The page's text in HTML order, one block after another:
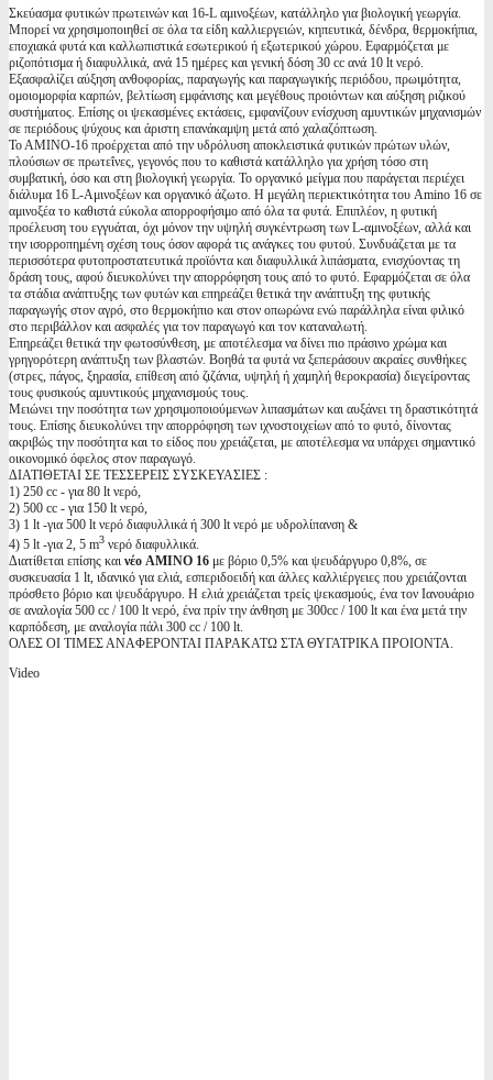
Σκεύασμα φυτικών πρωτεινών και 16-L αμινοξέων, κατάλληλο για βιολογική γεωργία.
Μπορεί να χρησιμοποιηθεί σε όλα τα είδη καλλιεργειών, κηπευτικά, δένδρα, θερμοκήπια,
εποχιακά φυτά και καλλωπιστικά εσωτερικού ή εξωτερικού χώρου. Εφαρμόζεται με
ριζοπότισμα ή διαφυλλικά, ανά 15 ημέρες και γενική δόση 30 cc ανά 10 lt νερό.
Εξασφαλίζει αύξηση ανθοφορίας, παραγωγής και παραγωγικής περιόδου, πρωιμότητα,
ομοιομορφία καρπών, βελτίωση εμφάνισης και μεγέθους προιόντων και αύξηση ριζικού
συστήματος. Επίσης οι ψεκασμένες εκτάσεις, εμφανίζουν ενίσχυση αμυντικών μηχανισμών
σε περιόδους ψύχους και άριστη επανάκαμψη μετά από χαλαζόπτωση.
Το ΑΜΙΝΟ-16 προέρχεται από την υδρόλυση αποκλειστικά φυτικών πρώτων υλών,
πλούσιων σε πρωτεΐνες, γεγονός που το καθιστά κατάλληλο για χρήση τόσο στη
συμβατική, όσο και στη βιολογική γεωργία. Το οργανικό μείγμα που παράγεται περιέχει
διάλυμα 16 L-Αμινοξέων και οργανικό άζωτο. Η μεγάλη περιεκτικότητα του Amino 16 σε
αμινοξέα το καθιστά εύκολα απορροφήσιμο από όλα τα φυτά. Επιπλέον, η φυτική
προέλευση του εγγυάται, όχι μόνον την υψηλή συγκέντρωση των L-αμινοξέων, αλλά και
την ισορροπημένη σχέση τους όσον αφορά τις ανάγκες του φυτού. Συνδυάζεται με τα
περισσότερα φυτοπροστατευτικά προϊόντα και διαφυλλικά λιπάσματα, ενισχύοντας τη
δράση τους, αφού διευκολύνει την απορρόφηση τους από το φυτό. Εφαρμόζεται σε όλα
τα στάδια ανάπτυξης των φυτών και επηρεάζει θετικά την ανάπτυξη της φυτικής
παραγωγής στον αγρό, στο θερμοκήπιο και στον οπωρώνα ενώ παράλληλα είναι φιλικό
στο περιβάλλον και ασφαλές για τον παραγωγό και τον καταναλωτή.
Επηρεάζει θετικά την φωτοσύνθεση, με αποτέλεσμα να δίνει πιο πράσινο χρώμα και
γρηγορότερη ανάπτυξη των βλαστών. Βοηθά τα φυτά να ξεπεράσουν ακραίες συνθήκες
(στρες, πάγος, ξηρασία, επίθεση από ζιζάνια, υψηλή ή χαμηλή θεροκρασία) διεγείροντας
τους φυσικούς αμυντικούς μηχανισμούς τους.
Μειώνει την ποσότητα των χρησιμοποιούμενων λιπασμάτων και αυξάνει τη δραστικότητά
τους. Επίσης διευκολύνει την απορρόφηση των ιχνοστοιχείων από το φυτό, δίνοντας
ακριβώς την ποσότητα και το είδος που χρειάζεται, με αποτέλεσμα να υπάρχει σημαντικό
οικονομικό όφελος στον παραγωγό.
ΔΙΑΤΙΘΕΤΑΙ ΣΕ ΤΕΣΣΕΡΕΙΣ ΣΥΣΚΕΥΑΣΙΕΣ :
1) 250 cc - για 80 lt νερό,
2) 500 cc - για 150 lt νερό,
3) 1 lt -για 500 lt νερό διαφυλλικά ή 300 lt νερό με υδρολίπανση &
4) 5 lt -για 2, 5 m3 νερό διαφυλλικά.
Διατίθεται επίσης και νέο AMINO 16 με βόριο 0,5% και ψευδάργυρο 0,8%, σε
συσκευασία 1 lt, ιδανικό για ελιά, εσπεριδοειδή και άλλες καλλιέργειες που χρειάζονται
πρόσθετο βόριο και ψευδάργυρο. Η ελιά χρειάζεται τρείς ψεκασμούς, ένα τον Ιανουάριο
σε αναλογία 500 cc / 100 lt νερό, ένα πρίν την άνθηση με 300cc / 100 lt και ένα μετά την
καρπόδεση, με αναλογία πάλι 300 cc / 100 lt.
ΟΛΕΣ ΟΙ ΤΙΜΕΣ ΑΝΑΦΕΡΟΝΤΑΙ ΠΑΡΑΚΑΤΩ ΣΤΑ ΘΥΓΑΤΡΙΚΑ ΠΡΟΙΟΝΤΑ.
Video